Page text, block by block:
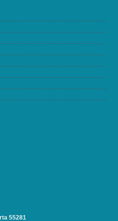
55281